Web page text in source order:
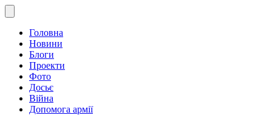
Головна
Новини
Блоги
Проекти
Фото
Досьє
Війна
Допомога армії